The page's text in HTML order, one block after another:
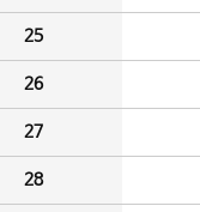
25
26
27
28